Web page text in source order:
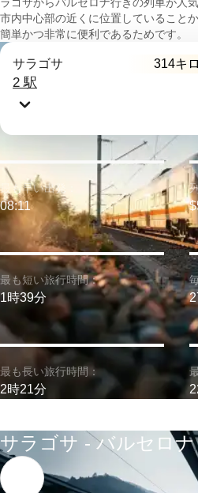
市内中心部の近くに位置していること
簡単かつ非常に便利であるためです。
サラゴサ 314キロ
2 駅
最も短い旅行時間：
1時39分
最も早い出発：
08:11
最も長い旅行時間：
2時21分
サラゴサ - バルセロ